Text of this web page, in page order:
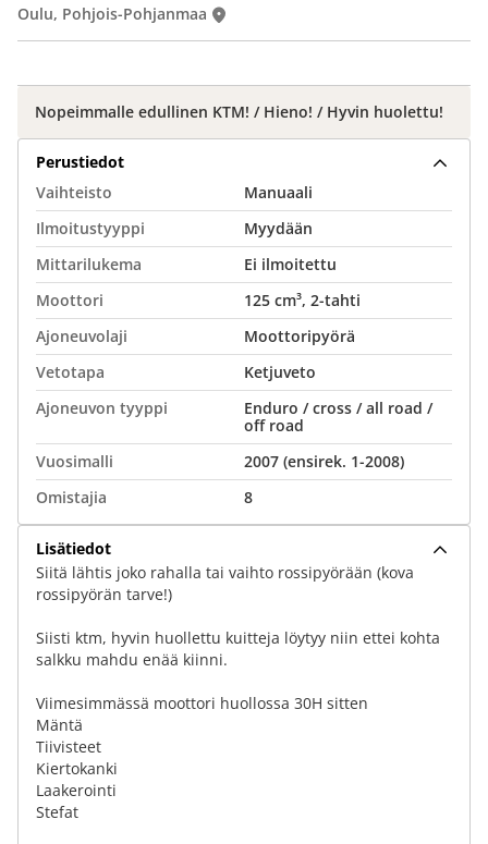
Oulu, Pohjois-Pohjanmaa
Nopeimmalle edullinen KTM! / Hieno! / Hyvin huolettu!
Perustiedot
Vaihteisto
Manuaali
Ilmoitustyyppi
Myydään
Mittarilukema
Ei ilmoitettu
Moottori
125 cm³, 2-tahti
Ajoneuvolaji
Moottoripyörä
Vetotapa
Ketjuveto
Ajoneuvon tyyppi
Enduro / cross / all road /
off road
Vuosimalli
2007 (ensirek. 1-2008)
Omistajia
8
Lisätiedot
Siitä lähtis joko rahalla tai vaihto rossipyörään (kova
rossipyörän tarve!)
Siisti ktm, hyvin huollettu kuitteja löytyy niin ettei kohta
salkku mahdu enää kiinni.
Viimesimmässä moottori huollossa 30H sitten
Mäntä
Tiivisteet
Kiertokanki
Laakerointi
Stefat